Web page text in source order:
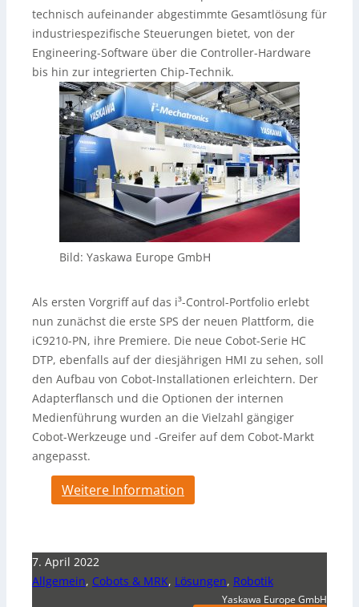
technisch aufeinander abgestimmte Gesamtlösung für
industriespezifische Steuerungen bietet, von der
Engineering-Software über die Controller-Hardware
bis hin zur integrierten Chip-Technik.
Bild: Yaskawa Europe GmbH
Als ersten Vorgriff auf das i³-Control-Portfolio erlebt
nun zunächst die erste SPS der neuen Plattform, die
iC9210-PN, ihre Premiere. Die neue Cobot-Serie HC
DTP, ebenfalls auf der diesjährigen HMI zu sehen, soll
den Aufbau von Cobot-Installationen erleichtern. Der
Adapterflansch und die Optionen der internen
Medienführung wurden an die Vielzahl gängiger
Cobot-Werkzeuge und -Greifer auf dem Cobot-Markt
angepasst.
Weitere Information
7. April 2022
Allgemein, Cobots & MRK, Lösungen, Robotik
Yaskawa Europe GmbH